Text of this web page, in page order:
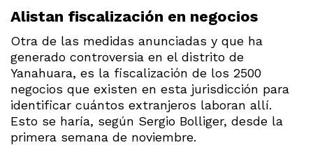
Alistan fiscalización en negocios
Otra de las medidas anunciadas y que ha
generado controversia en el distrito de
Yanahuara, es la fiscalización de los 2500
negocios que existen en esta jurisdicción para
identificar cuántos extranjeros laboran allí.
Esto se haría, según Sergio Bolliger, desde la
primera semana de noviembre.